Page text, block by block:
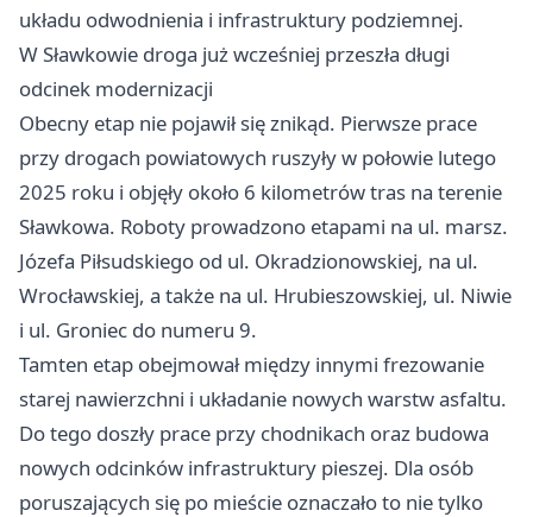
układu odwodnienia i infrastruktury podziemnej.
W Sławkowie droga już wcześniej przeszła długi
odcinek modernizacji
Obecny etap nie pojawił się znikąd. Pierwsze prace
przy drogach powiatowych ruszyły w połowie lutego
2025 roku i objęły około 6 kilometrów tras na terenie
Sławkowa. Roboty prowadzono etapami na ul. marsz.
Józefa Piłsudskiego od ul. Okradzionowskiej, na ul.
Wrocławskiej, a także na ul. Hrubieszowskiej, ul. Niwie
i ul. Groniec do numeru 9.
Tamten etap obejmował między innymi frezowanie
starej nawierzchni i układanie nowych warstw asfaltu.
Do tego doszły prace przy chodnikach oraz budowa
nowych odcinków infrastruktury pieszej. Dla osób
poruszających się po mieście oznaczało to nie tylko